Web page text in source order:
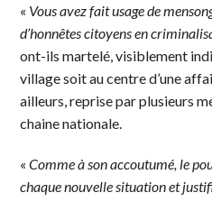
« Vous avez fait usage de
d’honnêtes citoyens en
ont-ils martelé, visiblement
village soit au centre d’une
ailleurs, reprise par plusieurs
chaine nationale.
«Comme à son accoutumé, le
chaque nouvelle situation et